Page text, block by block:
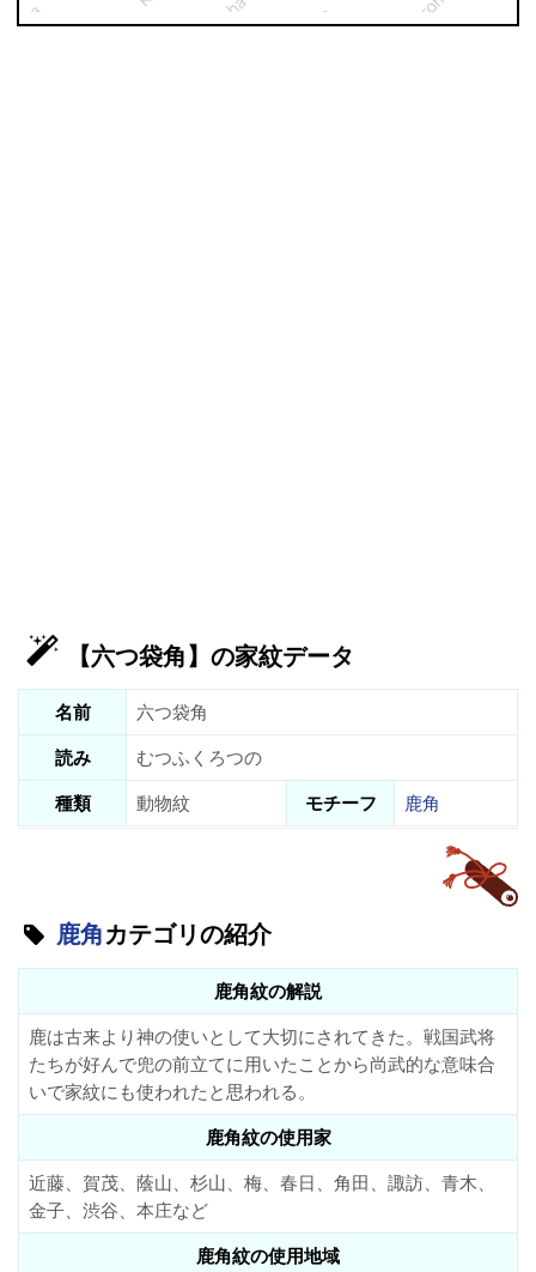
【六つ袋角】の家紋データ
名前
六つ袋角
読み
むつふくろつの
種類
動物紋 モチーフ 鹿角
鹿角カテゴリの紹介
鹿角紋の解説
鹿は古来より神の使いとして大切にされてきた。戦国武将
たちが好んで兜の前立てに用いたことから尚武的な意味合
いで家紋にも使われたと思われる。
鹿角紋の使用家
近藤、賀茂、蔭山、杉山、梅、春日、角田、諏訪、青木、
金子、渋谷、本庄など
鹿角紋の使用地域